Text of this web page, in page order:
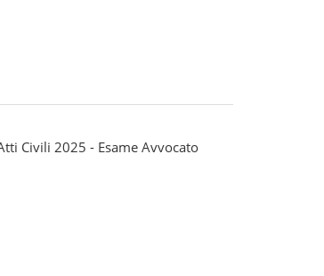
Civili 2025 - Esame Avvocato